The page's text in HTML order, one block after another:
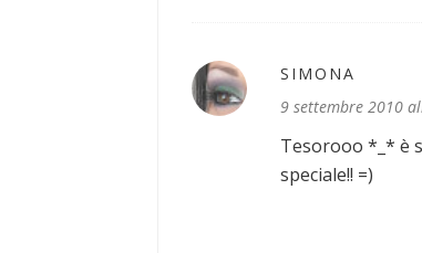
SIMONA
9 settembre 2010
Tesorooo *_* è
speciale!! =)